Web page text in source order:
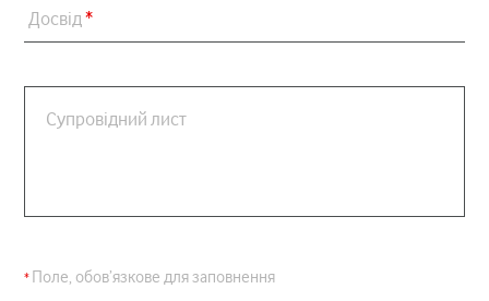
Досвід*
Супровідний лист
Поле, обов’язкове для заповнення